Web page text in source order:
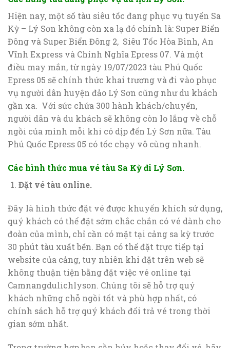
Hiện nay, một số tàu siêu tốc đang phục vụ tuyến Sa
Kỳ – Lý Sơn không còn xa lạ đó chính là: Super Biển
Đông và Super Biển Đông 2, Siêu Tốc Hòa Bình, An
Vĩnh Express và Chính Nghĩa Epress 07. Và một
điều may mắn, từ ngày 19/07/2023 tàu Phú Quốc
Epress 05 sẽ chính thức khai trương và đi vào phục
vụ người dân huyện đảo Lý Sơn cũng như du khách
gần xa. Với sức chứa 300 hành khách/chuyến,
người dân và du khách sẽ không còn lo lắng về chỗ
ngồi của mình mỗi khi có dịp đến Lý Sơn nữa. Tàu
Phú Quốc Epress 05 có tốc chạy vô cùng nhanh.
Các hình thức mua vé tàu Sa Kỳ đi Lý Sơn.
Đặt vé tàu online.
Đây là hình thức đặt vé được khuyến khích sử dụng,
quý khách có thể đặt sớm chắc chắn có vé dành cho
đoàn của mình, chỉ cần có mặt tại cảng sa kỳ trước
30 phút tàu xuất bến. Bạn có thể đặt trực tiếp tại
website của cảng, tuy nhiên khi đặt trên web sẽ
không thuận tiện bằng đặt việc vé online tại
Camnangdulichlyson. Chúng tôi sẽ hỗ trợ quý
khách những chỗ ngồi tốt và phù hợp nhất, có
chính sách hỗ trợ quý khách đổi trả vé trong thời
gian sớm nhất.